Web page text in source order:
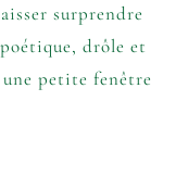
surprendre
drôle et
petite fenêtre